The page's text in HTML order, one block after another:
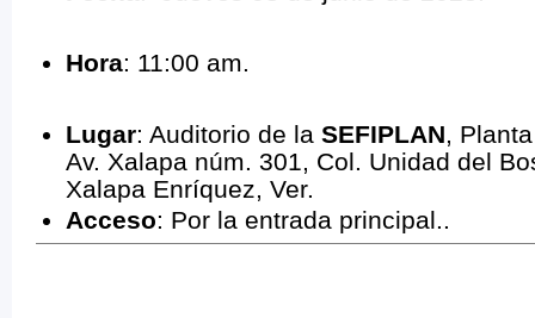
Hora: 11:00 am.
Lugar: Auditorio de la SEFIPLAN,
Av. Xalapa núm. 301, Col. Unidad del
Xalapa Enríquez, Ver.
Acceso: Por la entrada principal..